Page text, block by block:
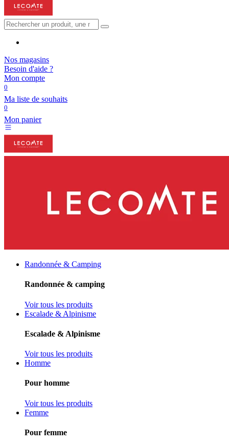
Nos magasins
Besoin d'aide ?
Mon compte
0
Ma liste de souhaits
0
Mon panier
Randonnée & Camping
Randonnée & camping
Voir tous les produits
Escalade & Alpinisme
Escalade & Alpinisme
Voir tous les produits
Homme
Pour homme
Voir tous les produits
Femme
Pour femme